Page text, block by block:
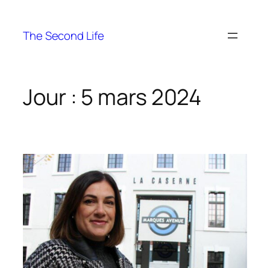
The Second Life
Jour : 5 mars 2024